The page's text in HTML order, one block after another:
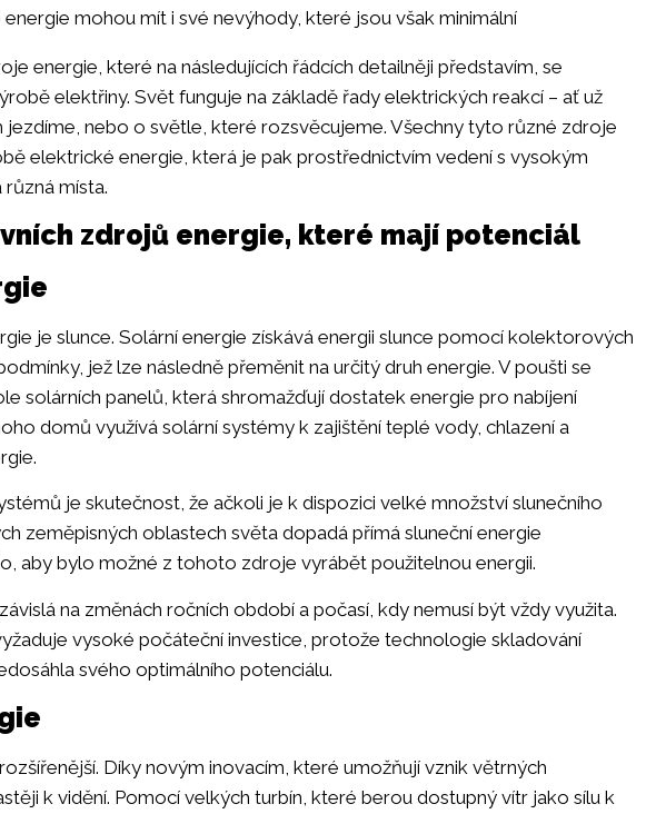
mohou mít i své nevýhody, které jsou však minimální
energie, které na následujících řádcích detailněji představím, se
elektřiny. Svět funguje na základě řady elektrických reakcí – ať už
jezdíme, nebo o světle, které rozsvěcujeme. Všechny tyto různé zdroje
elektrické energie, která je pak prostřednictvím vedení s vysokým
místa.
zdrojů energie, které mají potenciál
je slunce. Solární energie získává energii slunce pomocí kolektorových
jež lze následně přeměnit na určitý druh energie. V poušti se
solárních panelů, která shromažďují dostatek energie pro nabíjení
domů využívá solární systémy k zajištění teplé vody, chlazení a
je skutečnost, že ačkoli je k dispozici velké množství slunečního
zeměpisných oblastech světa dopadá přímá sluneční energie
aby bylo možné z tohoto zdroje vyrábět použitelnou energii.
na změnách ročních období a počasí, kdy nemusí být vždy využita.
vysoké počáteční investice, protože technologie skladování
svého optimálního potenciálu.
Díky novým inovacím, které umožňují vznik větrných
k vidění. Pomocí velkých turbín, které berou dostupný vítr jako sílu k